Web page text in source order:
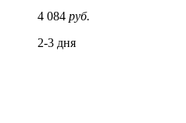
4 084 руб.
2-3 дня